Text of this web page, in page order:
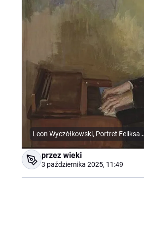
Leon Wyczółkowski, Portret
przez wieki
3 października 2025, 11:49